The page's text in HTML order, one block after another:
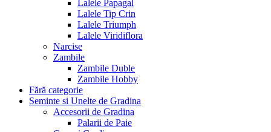
Lalele Papagal
Lalele Tip Crin
Lalele Triumph
Lalele Viridiflora
Narcise
Zambile
Zambile Duble
Zambile Hobby
Fără categorie
Seminte si Unelte de Gradina
Accesorii de Gradina
Palarii de Paie